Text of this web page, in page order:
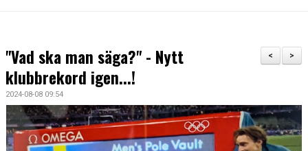
ÅRSMÖTE
ÅRSBERÄTTELSE OCH VERKSAMHETSPLAN
BÖRJA TRÄNA FRIIDROTT
>
<
"Vad ska man säga?" - Nytt
klubbrekord igen...!
2024-08-08 09:54